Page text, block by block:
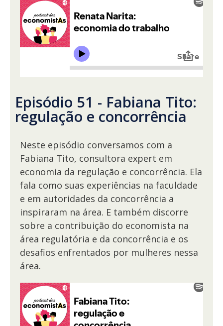
Episódio 51 - Fabiana Tito:
regulação e concorrência
Neste episódio conversamos com a
Fabiana Tito, consultora expert em
economia da regulação e concorrência. Ela
fala como suas experiências na faculdade
e em autoridades da concorrência a
inspiraram na área. E também discorre
sobre a contribuição do economista na
área regulatória e da concorrência e os
desafios enfrentados por mulheres nessa
área.